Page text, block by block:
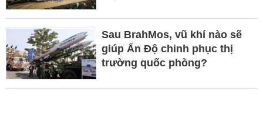
Sau BrahMos, vũ khí nào sẽ
giúp Ấn Độ chinh phục thị
trường quốc phòng?